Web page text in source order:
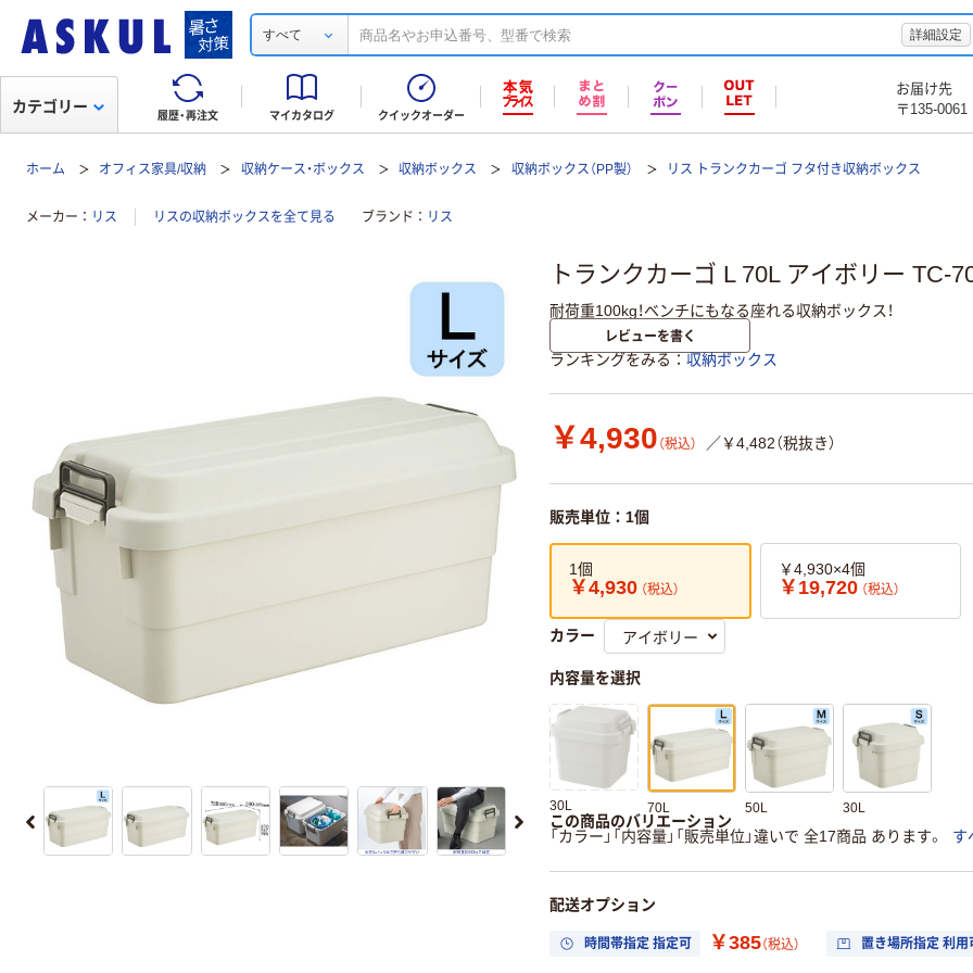
すべて 詳細設定
履歴・再注文 マイカタログ クイックオーダー
お届け先
〒135-0061
カテゴリー
ホーム オフィス家具/収納 収納ケース・ボックス 収納ボックス 収納ボックス（PP製） リス トランクカーゴ フタ付き収納ボックス
メーカー リス リスの収納ボックスを全て見る ブランド リス
トランクカーゴ L 70L アイボリー TC-
耐荷重100kg！ベンチにもなる座れる収納ボックス！
レビューを書く
ランキングをみる 収納ボックス
￥4,930 （税込） ／￥4,482（税抜き）
販売単位：1個
1個
￥4,930 （税込）
￥4,930×4個
￥19,720 （税込）
カラー
内容量を選択
30L 70L 50L 30L
この商品のバリエーション
「カラー」「内容量」「販売単位」違いで 全17商品 あります。
す
配送オプション
時間帯指定 指定可 ￥385（税込） 置き場所指定 利用